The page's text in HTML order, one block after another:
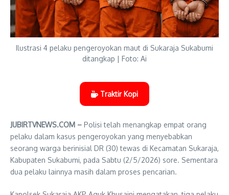
Ilustrasi 4 pelaku pengeroyokan maut di Sukaraja Sukabumi
ditangkap | Foto: Ai
Traktir Kopi
JUBIRTVNEWS.COM – Polisi telah menangkap empat orang
pelaku dalam kasus pengeroyokan yang menyebabkan
seorang warga berinisial DR (30) tewas di Kecamatan Sukaraja,
Kabupaten Sukabumi, pada Sabtu (2/5/2026) sore. Sementara
dua pelaku lainnya masih dalam proses pencarian.